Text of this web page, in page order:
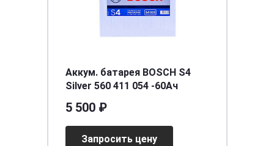
Аккум. батарея BOSCH S4
Silver 560 411 054 -60Ач
5 500 ₽
Запросить цену